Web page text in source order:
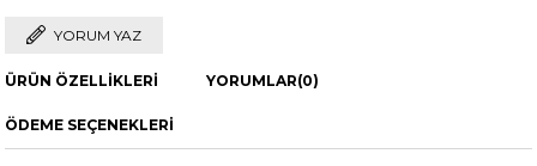
YORUM YAZ
ÜRÜN ÖZELLIKLERI YORUMLAR(0)
ÖDEME SEÇENEKLERI